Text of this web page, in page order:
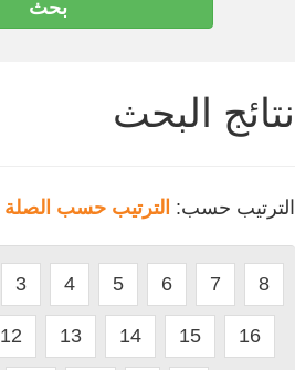
نتائج البحث
الترتيب حسب: الترتيب حسب الصلة
3 4 5 6 7 8
12 13 14 15 16